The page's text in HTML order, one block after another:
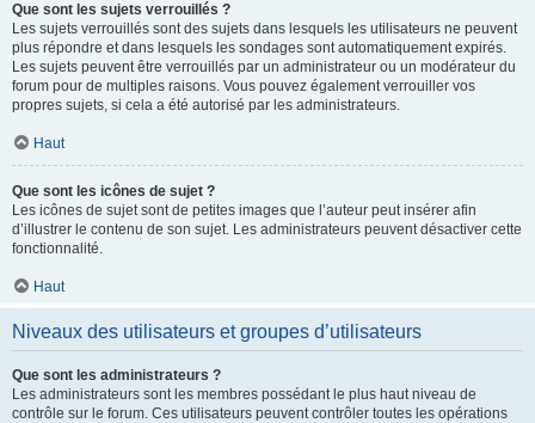
Que sont les sujets verrouillés ?
Les sujets verrouillés sont des sujets dans lesquels les utilisateurs ne peuvent
plus répondre et dans lesquels les sondages sont automatiquement expirés.
Les sujets peuvent être verrouillés par un administrateur ou un modérateur du
forum pour de multiples raisons. Vous pouvez également verrouiller vos
propres sujets, si cela a été autorisé par les administrateurs.
Haut
Que sont les icônes de sujet ?
Les icônes de sujet sont de petites images que l’auteur peut insérer afin
d’illustrer le contenu de son sujet. Les administrateurs peuvent désactiver cette
fonctionnalité.
Haut
Niveaux des utilisateurs et groupes d’utilisateurs
Que sont les administrateurs ?
Les administrateurs sont les membres possédant le plus haut niveau de
contrôle sur le forum. Ces utilisateurs peuvent contrôler toutes les opérations